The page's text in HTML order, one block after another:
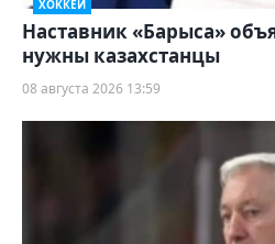
ХОККЕЙ
Наставник «Барыса»
нужны казахстанцы
08 августа 2026 13:59